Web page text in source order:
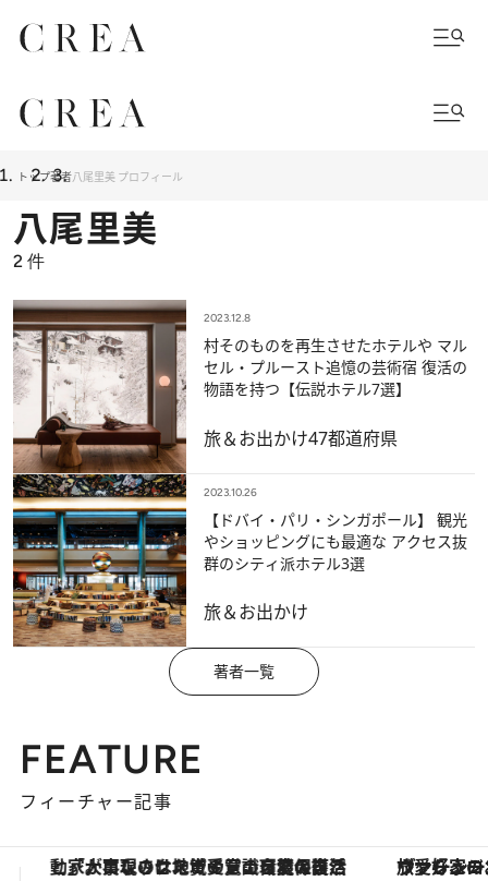
トップ著者八尾里美 プロフィール
八尾里美
2 件
2023.12.8
村そのものを再生させたホテルや マル
セル・プルースト追憶の芸術宿 復活の
物語を持つ【伝説ホテル7選】
旅＆お出かけ47都道府県
2023.10.26
【ドバイ・パリ・シンガポール】 観光
やショッピングにも最適な アクセス抜
群のシティ派ホテル3選
旅＆お出かけ
著者一覧
FEATURE
フィーチャー記事
ヴァシュロン・コンスタンタン「オーヴァーシーズ・オートマティック」。旅愛好家のお気に入りコレクションから、ジェンダーレスな新作が登場